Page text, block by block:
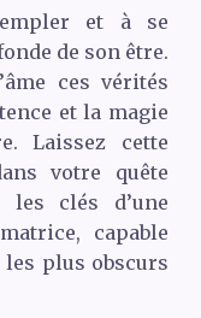
et à se
de son être.
ces vérités
et la magie
Laissez cette
votre quête
les clés d’une
capable
plus obscurs